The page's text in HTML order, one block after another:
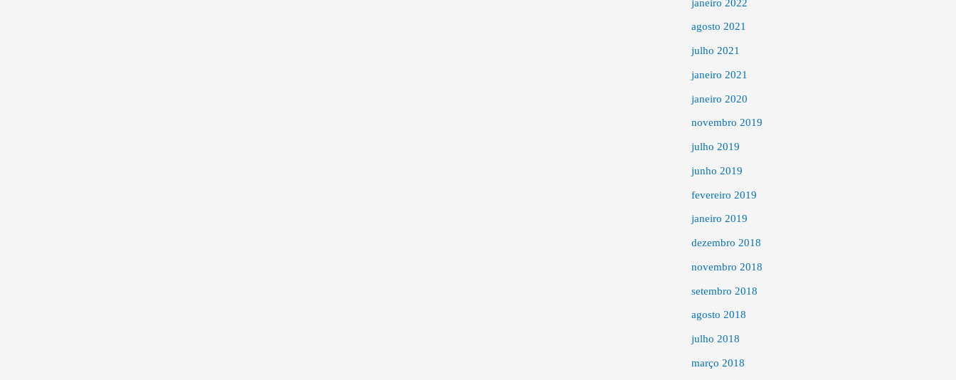
janeiro 2022
agosto 2021
julho 2021
janeiro 2021
janeiro 2020
novembro 2019
julho 2019
junho 2019
fevereiro 2019
janeiro 2019
dezembro 2018
novembro 2018
setembro 2018
agosto 2018
julho 2018
março 2018